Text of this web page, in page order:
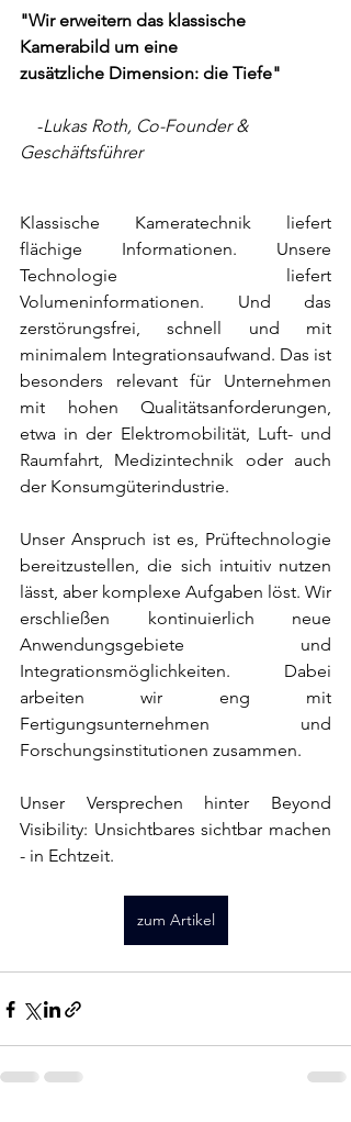
"Wir erweitern das klassische
Kamerabild um eine
zusätzliche Dimension: die Tiefe"
    -
Lukas Roth, Co-Founder &
Geschäftsführer
Klassische Kameratechnik liefert
flächige Informationen. Unsere
Technologie liefert
Volumeninformationen. Und das
zerstörungsfrei, schnell und mit
minimalem Integrationsaufwand. Das ist
besonders relevant für Unternehmen
mit hohen Qualitätsanforderungen,
etwa in der Elektromobilität, Luft- und
Raumfahrt, Medizintechnik oder auch
der Konsumgüterindustrie.
Unser Anspruch ist es, Prüftechnologie
bereitzustellen, die sich intuitiv nutzen
lässt, aber komplexe Aufgaben löst. Wir
erschließen kontinuierlich neue
Anwendungsgebiete und
Integrationsmöglichkeiten. Dabei
arbeiten wir eng mit
Fertigungsunternehmen und
Forschungsinstitutionen zusammen.
Unser Versprechen hinter Beyond
Visibility: Unsichtbares sichtbar machen
- in Echtzeit.
zum Artikel